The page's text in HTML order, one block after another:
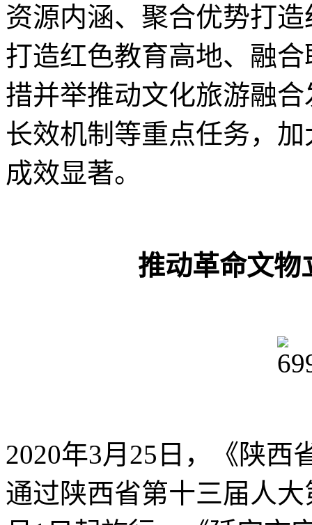
资源内涵、聚合优势打
打造红色教育高地、融
措并举推动文化旅游融
长效机制等重点任务，
成效显著。
推动革命文物
2020年3月25日，《陕西
通过陕西省第十三届人